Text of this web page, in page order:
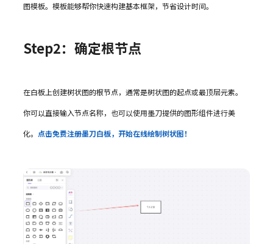
图模板。模板能够帮你快速构建基本框架，节省设计时间。
Step2：确定根节点
在白板上创建树状图的根节点，通常是树状图的起点或最顶层元素。
你可以直接输入节点名称，也可以使用墨刀提供的图形组件进行美
化。 点击免费注册墨刀白板，开始在线绘制树状图！